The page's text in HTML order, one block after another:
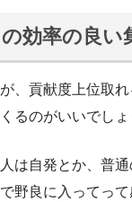
効率の良い
、貢献度上位取
るのがいいでしょ
は自発とか、普
野良に入ってって